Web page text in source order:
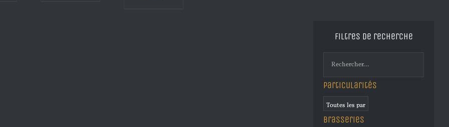
Filtres de recherche
Particularités
Brasseries